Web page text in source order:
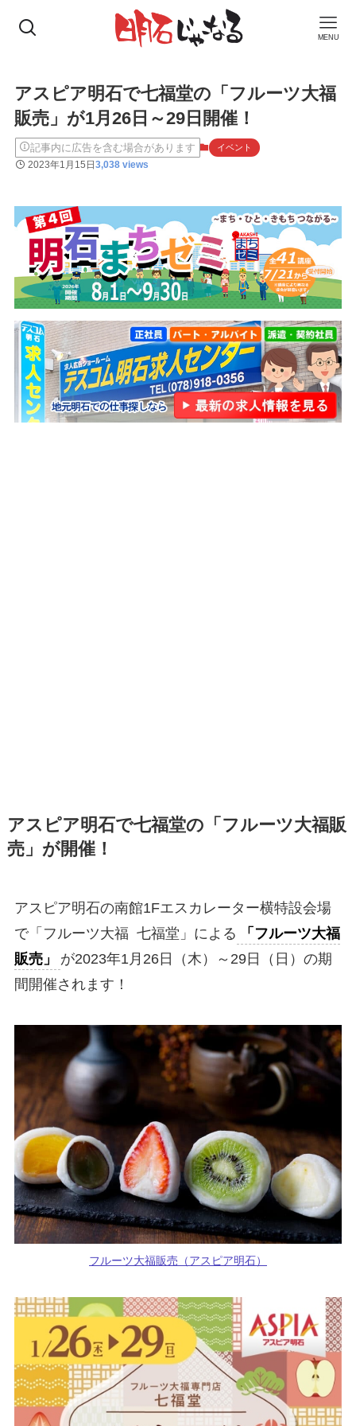
MENU
アスピア明石で七福堂の「フルーツ大福
販売」が1月26日～29日開催！
記事内に広告を含む場合があります イベント
2023年1月15日3,038 views
アスピア明石で七福堂の「フルーツ大福販
売」が開催！
アスピア明石の南館1Fエスカレーター横特設会場
で「フルーツ大福 七福堂」による
「フルーツ大福
販売」
が2023年1月26日（木）～29日（日）の期
間開催されます！
フルーツ大福販売（アスピア明石）